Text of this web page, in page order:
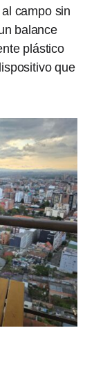
campo sin
balance
plástico
que